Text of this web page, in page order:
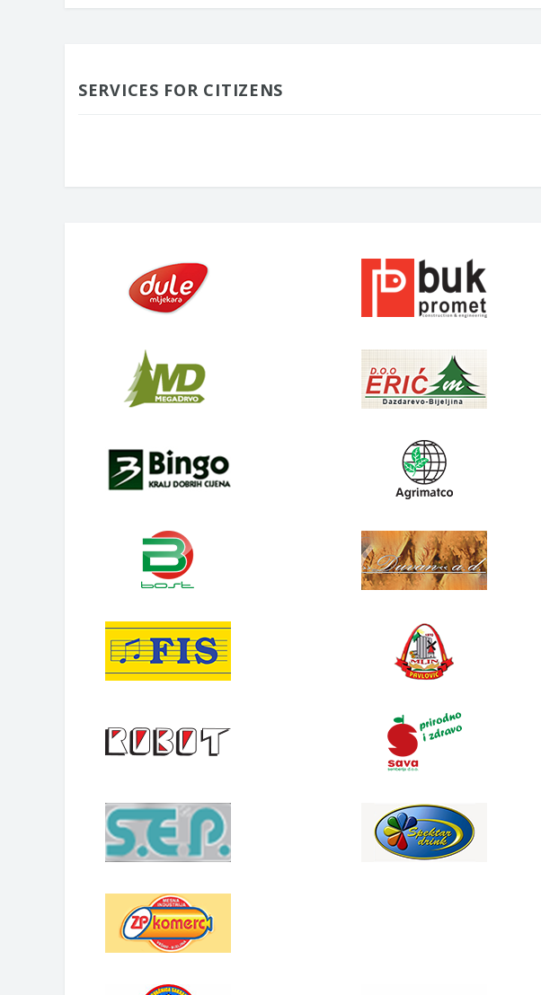
SERVICES FOR CITIZENS